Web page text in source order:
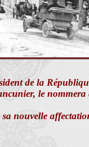
de la
le nommera
nouvelle